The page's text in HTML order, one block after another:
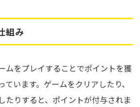
組み
ムをプレイすることでポイントを獲
います。ゲームをクリアしたり、
たりすると、ポイントが付与されま